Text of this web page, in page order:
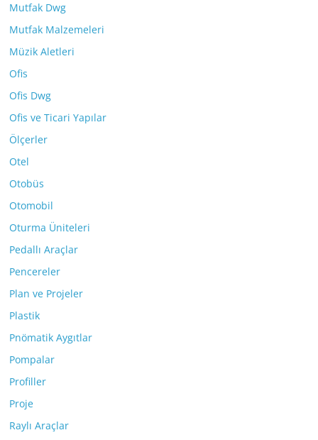
Mutfak Dwg
Mutfak Malzemeleri
Müzik Aletleri
Ofis
Ofis Dwg
Ofis ve Ticari Yapılar
Ölçerler
Otel
Otobüs
Otomobil
Oturma Üniteleri
Pedallı Araçlar
Pencereler
Plan ve Projeler
Plastik
Pnömatik Aygıtlar
Pompalar
Profiller
Proje
Raylı Araçlar